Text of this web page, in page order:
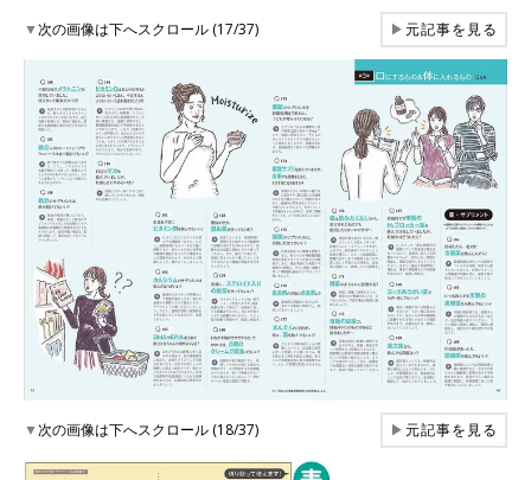
▼次の画像は下へスクロール (17/37) ▶元記事を見る
▼次の画像は下へスクロール (18/37) ▶元記事を見る